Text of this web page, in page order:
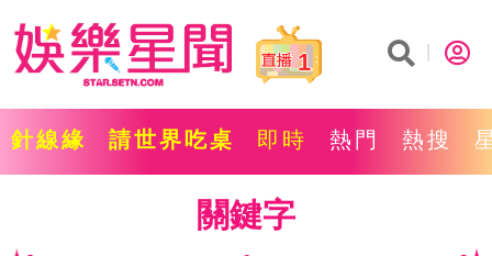
1
針線緣 請世界吃桌 即時 熱門 熱搜
關鍵字